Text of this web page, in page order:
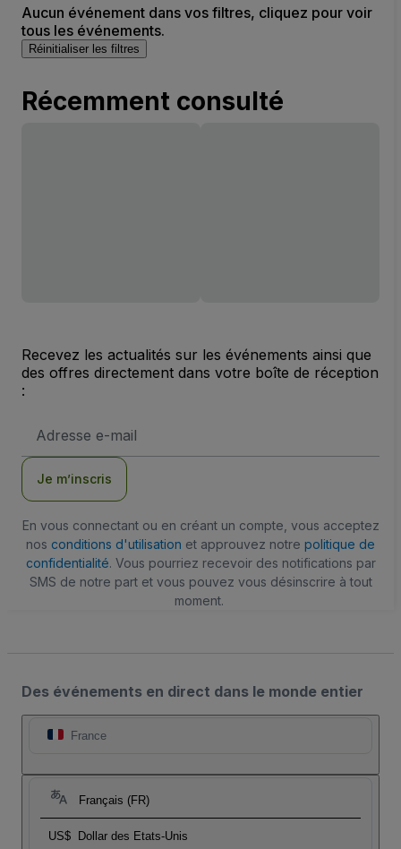
Aucun événement dans vos filtres, cliquez pour voir
tous les événements.
Réinitialiser les filtres
Récemment consulté
Recevez les actualités sur les événements ainsi que
des offres directement dans votre boîte de réception
:
e-
Je m’inscris
En vous connectant ou en créant un compte, vous acceptez
nos conditions d'utilisation et approuvez notre politique de
confidentialité. Vous pourriez recevoir des notifications par
SMS de notre part et vous pouvez vous désinscrire à tout
moment.
Des événements en direct dans le monde entier
France
Français (FR)
US$ Dollar des Etats-Unis